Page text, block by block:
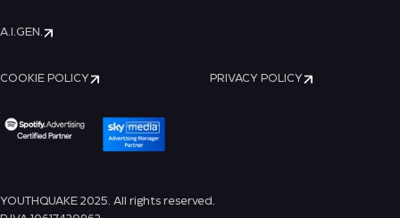
YOUTHQUAKE 2025. All rights reserved.
COOKIE POLICY PRIVACY POLICY
A.I.GEN.